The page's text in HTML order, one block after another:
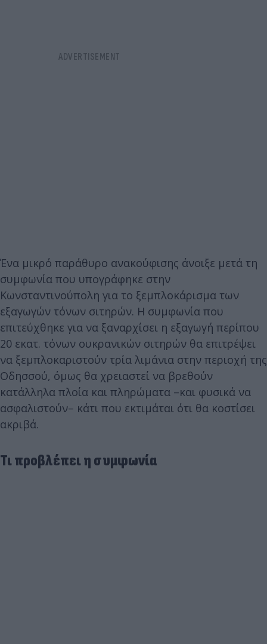
Ένα μικρό παράθυρο ανακούφισης άνοιξε μετά τη
συμφωνία που υπογράφηκε στην
Κωνσταντινούπολη για το ξεμπλοκάρισμα των
εξαγωγών τόνων σιτηρών. Η συμφωνία που
επιτεύχθηκε για να ξαναρχίσει η εξαγωγή περίπου
20 εκατ. τόνων ουκρανικών σιτηρών θα επιτρέψει
να ξεμπλοκαριστούν τρία λιμάνια στην περιοχή της
Οδησσού, όμως θα χρειαστεί να βρεθούν
κατάλληλα πλοία και πληρώματα –και φυσικά να
ασφαλιστούν– κάτι που εκτιμάται ότι θα κοστίσει
ακριβά.
Τι προβλέπει η συμφωνία